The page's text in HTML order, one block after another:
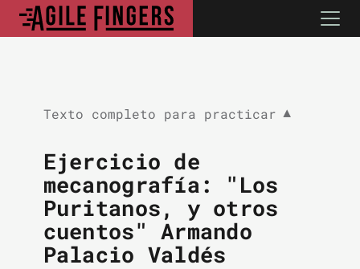
Texto completo para practicar ▼
Ejercicio de
mecanografía: "Los
Puritanos, y otros
cuentos" Armando
Palacio Valdés